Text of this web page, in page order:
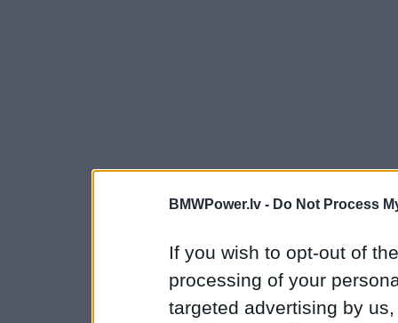
BMWPower.lv - Do Not Process
If you wish to opt-out of
processing of your
targeted advertising by